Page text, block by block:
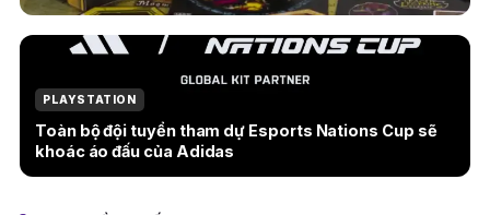
PLAYSTATION
Toàn bộ đội tuyển tham dự Esports Nations Cup sẽ
khoác áo đấu của Adidas